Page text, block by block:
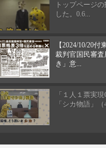
トップページ
した。0.6...
【2024/10/20
裁判官国民審
き」意...
「１人１票実現
「シカ物語」